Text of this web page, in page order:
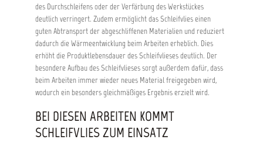
des Durchschleifens oder der Verfärbung des Werkstückes
deutlich verringert. Zudem ermöglicht das Schleifvlies einen
guten Abtransport der abgeschliffenen Materialien und reduziert
dadurch die Wärmeentwicklung beim Arbeiten erheblich. Dies
erhöht die Produktlebensdauer des Schleifvlieses deutlich. Der
besondere Aufbau des Schleifvlieses sorgt außerdem dafür, dass
beim Arbeiten immer wieder neues Material freigegeben wird,
wodurch ein besonders gleichmäßiges Ergebnis erzielt wird.
BEI DIESEN ARBEITEN KOMMT
SCHLEIFVLIES ZUM EINSATZ